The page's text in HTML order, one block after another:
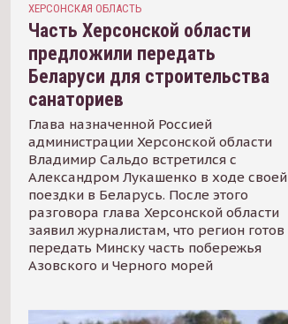
ХЕРСОНСКАЯ ОБЛАСТЬ
Часть Херсонской области
предложили передать
Беларуси для строительства
санаториев
Глава назначенной Россией
администрации Херсонской области
Владимир Сальдо встретился с
Александром Лукашенко в ходе своей
поездки в Беларусь. После этого
разговора глава Херсонской области
заявил журналистам, что регион готов
передать Минску часть побережья
Азовского и Черного морей